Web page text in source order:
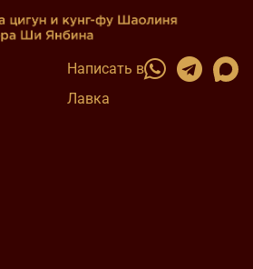
Написать в
Лавка